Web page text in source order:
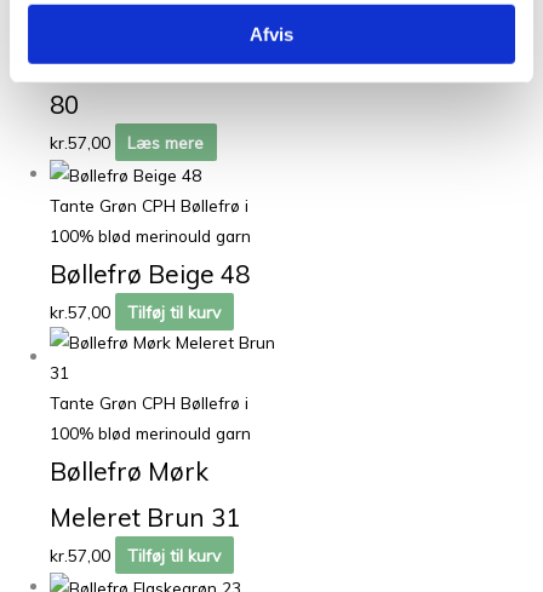
Afvis
Bøllefrø Mørk Brun
80
kr.57,00 Læs mere
Tante Grøn CPH Bøllefrø i
100% blød merinould garn
Bøllefrø Beige 48
kr.57,00 Tilføj til kurv
Tante Grøn CPH Bøllefrø i
100% blød merinould garn
Bøllefrø Mørk
Meleret Brun 31
kr.57,00 Tilføj til kurv